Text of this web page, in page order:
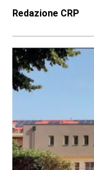
Express
Redazione